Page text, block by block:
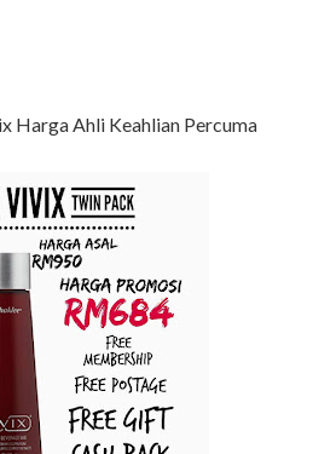
Harga Ahli Keahlian Percuma